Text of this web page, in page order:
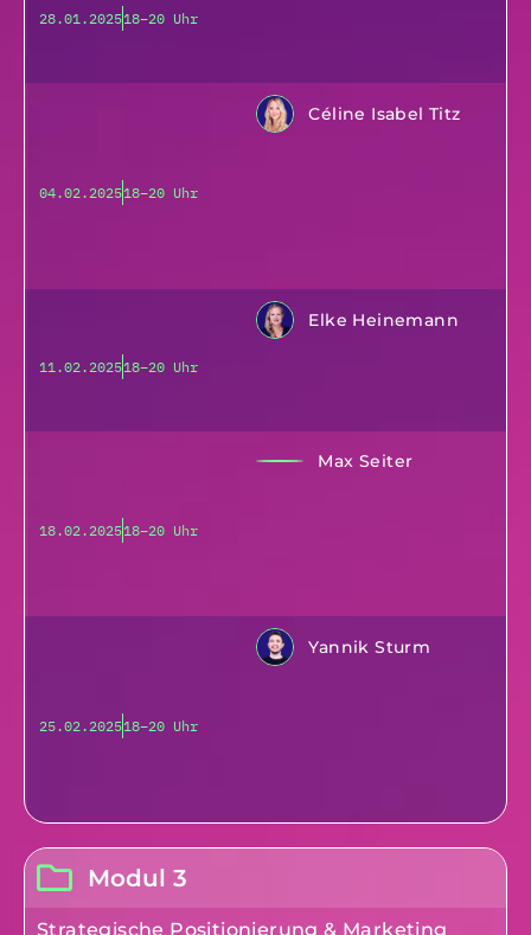
28.01.202518–20 Uhr
04.02.202518–20 Uhr
Céline Isabel Titz
11.02.202518–20 Uhr
Elke Heinemann
18.02.202518–20 Uhr
Max Seiter
25.02.202518–20 Uhr
Yannik Sturm
Modul 3
Strategische Positionierung & Marketing